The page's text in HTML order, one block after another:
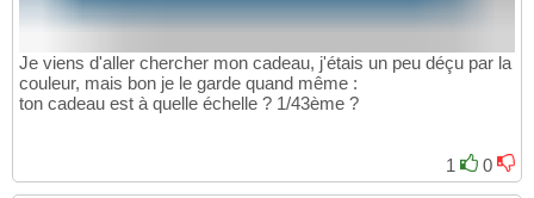
Je viens d'aller chercher mon cadeau, j'étais un peu déçu par la
couleur, mais bon je le garde quand même :
ton cadeau est à quelle échelle ? 1/43ème ?
1 0